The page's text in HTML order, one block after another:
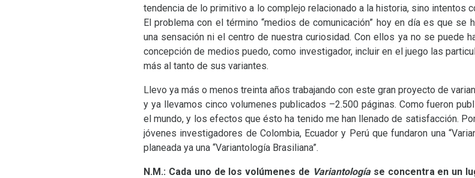
tendencia de lo primitivo a lo complejo relacionado a la historia, sino intentos
El problema con el término “medios de comunicación” hoy en día es que
una sensación ni el centro de nuestra curiosidad. Con ellos ya no se puede
concepción de medios puedo, como investigador, incluir en el juego las
más al tanto de sus variantes.
Llevo ya más o menos treinta años trabajando con este gran proyecto de
y ya llevamos cinco volumenes publicados –2.500 páginas. Como fueron
el mundo, y los efectos que ésto ha tenido me han llenado de satisfacción.
jóvenes investigadores de Colombia, Ecuador y Perú que fundaron una
planeada ya una “Variantología Brasiliana”.
N.M.: Cada uno de los volúmenes de Variantologíase concentra en un